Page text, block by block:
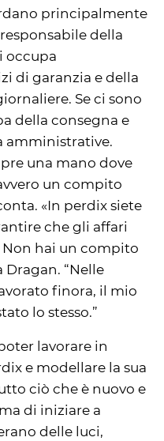
principalmente
della
occupa
di garanzia e della
Se ci sono
della consegna e
amministrative.
una mano dove
un compito
«In perdix siete
che gli affari
hai un compito
“Nelle
finora, il mio
lo stesso.”
lavorare in
e modellare la sua
ciò che è nuovo e
di iniziare a
delle luci,